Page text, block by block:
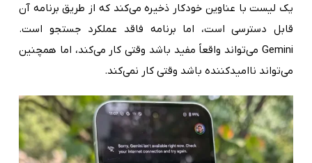
یک لیست با عناوین خودکار ذخیره می‌کند که از طریق برنامه آن
قابل دسترسی است، اما برنامه فاقد عملکرد جستجو است.
Gemini می‌تواند واقعاً مفید باشد وقتی کار می‌کند، اما همچنین
می‌تواند ناامیدکننده باشد وقتی کار نمی‌کند.